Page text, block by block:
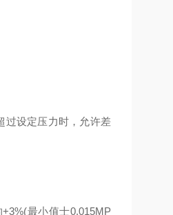
过设定压力时，允许差
最小值士0.015MP